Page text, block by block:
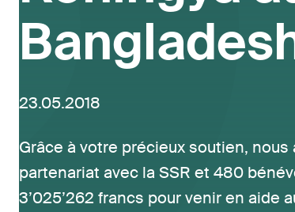
23.05.2018
Grâce à votre précieux soutien, nous
partenariat avec la SSR et 480
3’025’262 francs pour venir en aide